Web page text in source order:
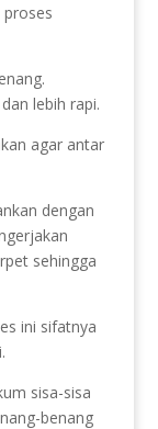
lebih rapi.
agar antar
dengan
sehingga
ini sifatnya
sisa-sisa
benang